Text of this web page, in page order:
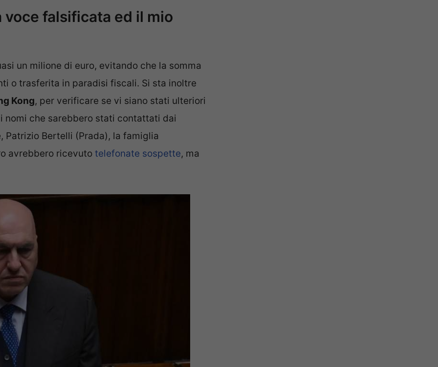
voce falsificata ed il mio
un milione di euro, evitando che la somma
o trasferita in paradisi fiscali. Si sta inoltre
Kong, per verificare se vi siano stati ulteriori
nomi che sarebbero stati contattati dai
Bertelli (Prada), la famiglia
avrebbero ricevuto telefonate sospette, ma